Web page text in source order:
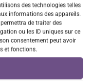
des technologies telles
informations des appareils.
de traiter des
ou les ID uniques sur ce
consentement peut avoir
et fonctions.